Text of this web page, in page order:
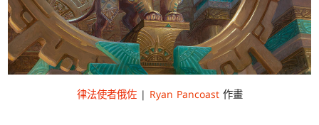
律法使者俄佐| Ryan Pancoast作畫